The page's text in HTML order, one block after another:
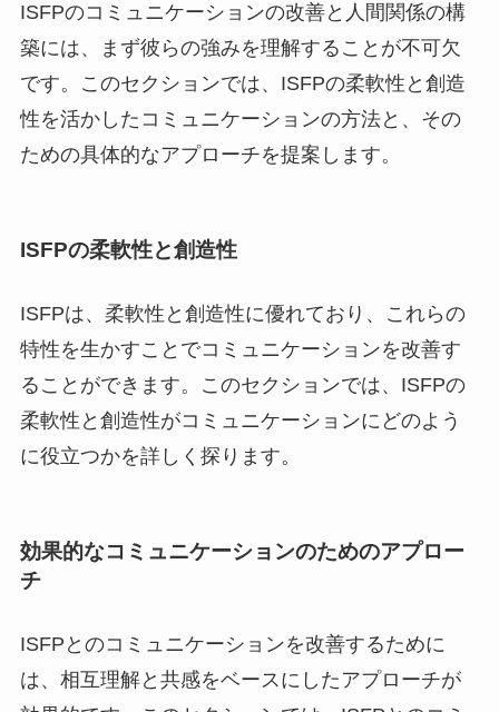
ISFPのコミュニケーションの改善と人間関係の構
築には、まず彼らの強みを理解することが不可欠
です。このセクションでは、ISFPの柔軟性と創造
性を活かしたコミュニケーションの方法と、その
ための具体的なアプローチを提案します。
ISFPの柔軟性と創造性
ISFPは、柔軟性と創造性に優れており、これらの
特性を生かすことでコミュニケーションを改善す
ることができます。このセクションでは、ISFPの
柔軟性と創造性がコミュニケーションにどのよう
に役立つかを詳しく探ります。
効果的なコミュニケーションのためのアプロー
チ
ISFPとのコミュニケーションを改善するために
は、相互理解と共感をベースにしたアプローチが